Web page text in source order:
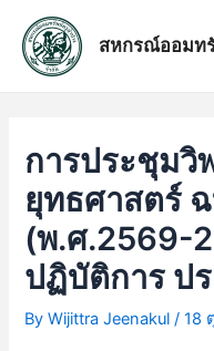
content
สหกรณ์ออมท
การประชุมวิ
ยุทธศาสตร์
(พ.ศ.2569-
ปฏิบัติการ ป
ByWijittra Jeenakul/18
เรื่อง